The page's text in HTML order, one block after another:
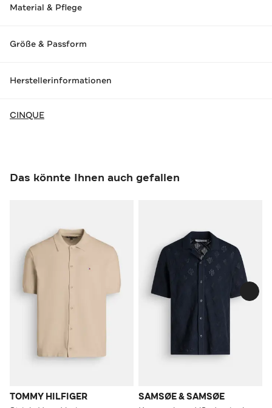
Material & Pflege
Größe & Passform
Herstellerinformationen
CINQUE
Das könnte Ihnen auch gefallen
TOMMY HILFIGER SAMSØE & SAMSØE